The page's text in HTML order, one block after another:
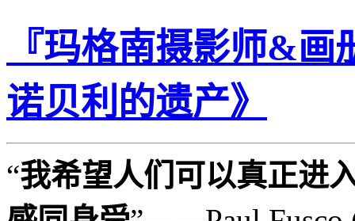
『玛格南摄影师&画
诺贝利的遗产》
“我希望人们可以真正进